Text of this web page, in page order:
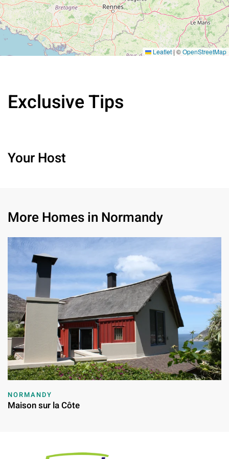
Leaflet|©OpenStreetMap
Exclusive Tips
Your Host
More Homes in Normandy
NORMANDY
Maison sur la Côte